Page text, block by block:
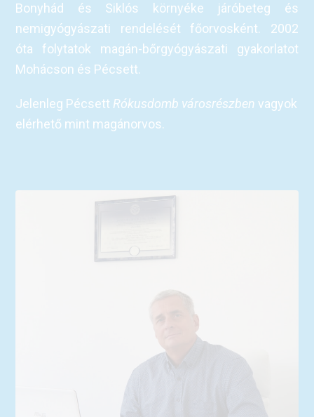
Bonyhád és Siklós környéke járóbeteg és
nemigyógyászati rendelését főorvosként. 2002
óta folytatok magán-bőrgyógyászati gyakorlatot
Mohácson és Pécsett.
Jelenleg Pécsett Rókusdomb városrészben vagyok
elérhető mint magánorvos.